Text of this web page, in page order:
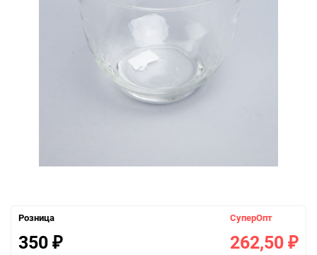
Розница
350 ₽
СуперОпт
262,50 ₽